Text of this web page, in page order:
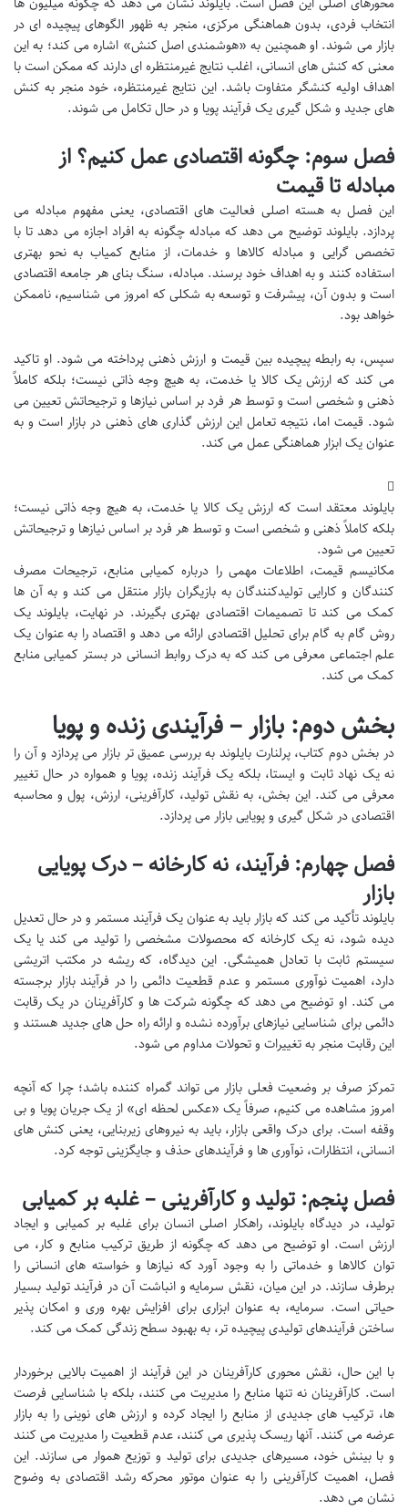
محورهای اصلی این فصل است. بایلوند نشان می دهد که چگونه میلیون ها
انتخاب فردی، بدون هماهنگی مرکزی، منجر به ظهور الگوهای پیچیده ای در
بازار می شوند. او همچنین به «هوشمندی اصل کنش» اشاره می کند؛ به این
معنی که کنش های انسانی، اغلب نتایج غیرمنتظره ای دارند که ممکن است با
اهداف اولیه کنشگر متفاوت باشد. این نتایج غیرمنتظره، خود منجر به کنش
های جدید و شکل گیری یک فرآیند پویا و در حال تکامل می شوند.
فصل سوم: چگونه اقتصادی عمل کنیم؟ از
مبادله تا قیمت
این فصل به هسته اصلی فعالیت های اقتصادی، یعنی مفهوم مبادله می
پردازد. بایلوند توضیح می دهد که مبادله چگونه به افراد اجازه می دهد تا با
تخصص گرایی و مبادله کالاها و خدمات، از منابع کمیاب به نحو بهتری
استفاده کنند و به اهداف خود برسند. مبادله، سنگ بنای هر جامعه اقتصادی
است و بدون آن، پیشرفت و توسعه به شکلی که امروز می شناسیم، ناممکن
خواهد بود.
سپس، به رابطه پیچیده بین قیمت و ارزش ذهنی پرداخته می شود. او تاکید
می کند که ارزش یک کالا یا خدمت، به هیچ وجه ذاتی نیست؛ بلکه کاملاً
ذهنی و شخصی است و توسط هر فرد بر اساس نیازها و ترجیحاتش تعیین می
شود. قیمت اما، نتیجه تعامل این ارزش گذاری های ذهنی در بازار است و به
عنوان یک ابزار هماهنگی عمل می کند.
بایلوند معتقد است که ارزش یک کالا یا خدمت، به هیچ وجه ذاتی نیست؛
بلکه کاملاً ذهنی و شخصی است و توسط هر فرد بر اساس نیازها و ترجیحاتش
تعیین می شود.
مکانیسم قیمت، اطلاعات مهمی را درباره کمیابی منابع، ترجیحات مصرف
کنندگان و کارایی تولیدکنندگان به بازیگران بازار منتقل می کند و به آن ها
کمک می کند تا تصمیمات اقتصادی بهتری بگیرند. در نهایت، بایلوند یک
روش گام به گام برای تحلیل اقتصادی ارائه می دهد و اقتصاد را به عنوان یک
علم اجتماعی معرفی می کند که به درک روابط انسانی در بستر کمیابی منابع
کمک می کند.
بخش دوم: بازار – فرآیندی زنده و پویا
در بخش دوم کتاب، پرلنارت بایلوند به بررسی عمیق تر بازار می پردازد و آن را
نه یک نهاد ثابت و ایستا، بلکه یک فرآیند زنده، پویا و همواره در حال تغییر
معرفی می کند. این بخش، به نقش تولید، کارآفرینی، ارزش، پول و محاسبه
اقتصادی در شکل گیری و پویایی بازار می پردازد.
فصل چهارم: فرآیند، نه کارخانه – درک پویایی
بازار
بایلوند تأکید می کند که بازار باید به عنوان یک فرآیند مستمر و در حال تعدیل
دیده شود، نه یک کارخانه که محصولات مشخصی را تولید می کند یا یک
سیستم ثابت با تعادل همیشگی. این دیدگاه، که ریشه در مکتب اتریشی
دارد، اهمیت نوآوری مستمر و عدم قطعیت دائمی را در فرآیند بازار برجسته
می کند. او توضیح می دهد که چگونه شرکت ها و کارآفرینان در یک رقابت
دائمی برای شناسایی نیازهای برآورده نشده و ارائه راه حل های جدید هستند و
این رقابت منجر به تغییرات و تحولات مداوم می شود.
تمرکز صرف بر وضعیت فعلی بازار می تواند گمراه کننده باشد؛ چرا که آنچه
امروز مشاهده می کنیم، صرفاً یک «عکس لحظه ای» از یک جریان پویا و بی
وقفه است. برای درک واقعی بازار، باید به نیروهای زیربنایی، یعنی کنش های
انسانی، انتظارات، نوآوری ها و فرآیندهای حذف و جایگزینی توجه کرد.
فصل پنجم: تولید و کارآفرینی – غلبه بر کمیابی
تولید، در دیدگاه بایلوند، راهکار اصلی انسان برای غلبه بر کمیابی و ایجاد
ارزش است. او توضیح می دهد که چگونه از طریق ترکیب منابع و کار، می
توان کالاها و خدماتی را به وجود آورد که نیازها و خواسته های انسانی را
برطرف سازند. در این میان، نقش سرمایه و انباشت آن در فرآیند تولید بسیار
حیاتی است. سرمایه، به عنوان ابزاری برای افزایش بهره وری و امکان پذیر
ساختن فرآیندهای تولیدی پیچیده تر، به بهبود سطح زندگی کمک می کند.
با این حال، نقش محوری کارآفرینان در این فرآیند از اهمیت بالایی برخوردار
است. کارآفرینان نه تنها منابع را مدیریت می کنند، بلکه با شناسایی فرصت
ها، ترکیب های جدیدی از منابع را ایجاد کرده و ارزش های نوینی را به بازار
عرضه می کنند. آنها ریسک پذیری می کنند، عدم قطعیت را مدیریت می کنند
و با بینش خود، مسیرهای جدیدی برای تولید و توزیع هموار می سازند. این
فصل، اهمیت کارآفرینی را به عنوان موتور محرکه رشد اقتصادی به وضوح
نشان می دهد.